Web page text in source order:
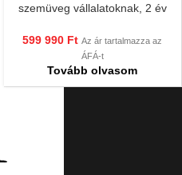
szemüveg vállalatoknak, 2 év
599 990 Ft Az ár tartalmazza az
ÁFÁ-t
Tovább olvasom